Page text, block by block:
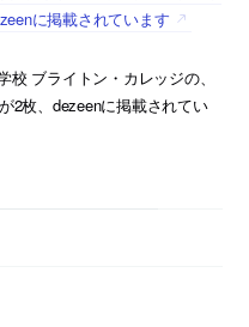
に掲載されています
ブライトン・カレッジの、
2枚、dezeenに掲載されてい